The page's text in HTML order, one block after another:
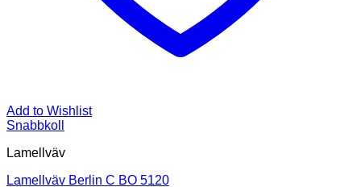
Add to Wishlist
Snabbkoll
Lamellväv
Lamellväv Berlin C BO 5120